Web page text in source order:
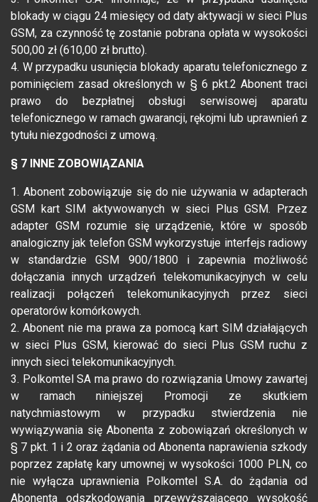
blokady w ciągu 24 miesięcy od daty aktywacji w sieci Plus
GSM, za czynność tę zostanie pobrana opłata w wysokości
500,00 zł (610,00 zł brutto).
4. W przypadku usunięcia blokady aparatu telefonicznego z
pominięciem zasad określonych w § 6 pkt.2 Abonent traci
prawo do bezpłatnej obsługi serwisowej aparatu
telefonicznego w ramach gwarancji, rękojmi lub uprawnień z
tytułu niezgodności z umową.
§ 7 INNE ZOBOWIĄZANIA
1. Abonent zobowiązuje się do nie używania w adapterach
GSM kart SIM aktywowanych w sieci Plus GSM. Przez
adapter GSM rozumie się urządzenie, które w sposób
analogiczny jak telefon GSM wykorzystuje interfejs radiowy
w standardzie GSM 900/1800 i zapewnia możliwość
dołączania innych urządzeń telekomunikacyjnych w celu
realizacji połączeń telekomunikacyjnych przez sieci
operatorów komórkowych.
2. Abonent nie ma prawa za pomocą kart SIM działających
w sieci Plus GSM, kierować do sieci Plus GSM ruchu z
innych sieci telekomunikacyjnych.
3. Polkomtel SA ma prawo do rozwiązania Umowy zawartej
w ramach niniejszej Promocji ze skutkiem
natychmiastowym w przypadku stwierdzenia nie
wywiązywania się Abonenta z zobowiązań określonych w
§ 7 pkt. 1 i 2 oraz żądania od Abonenta naprawienia szkody
poprzez zapłatę kary umownej w wysokości 1000 PLN, co
nie wyłącza uprawnienia Polkomtel S.A. do żądania od
Abonenta odszkodowania przewyższającego wysokość